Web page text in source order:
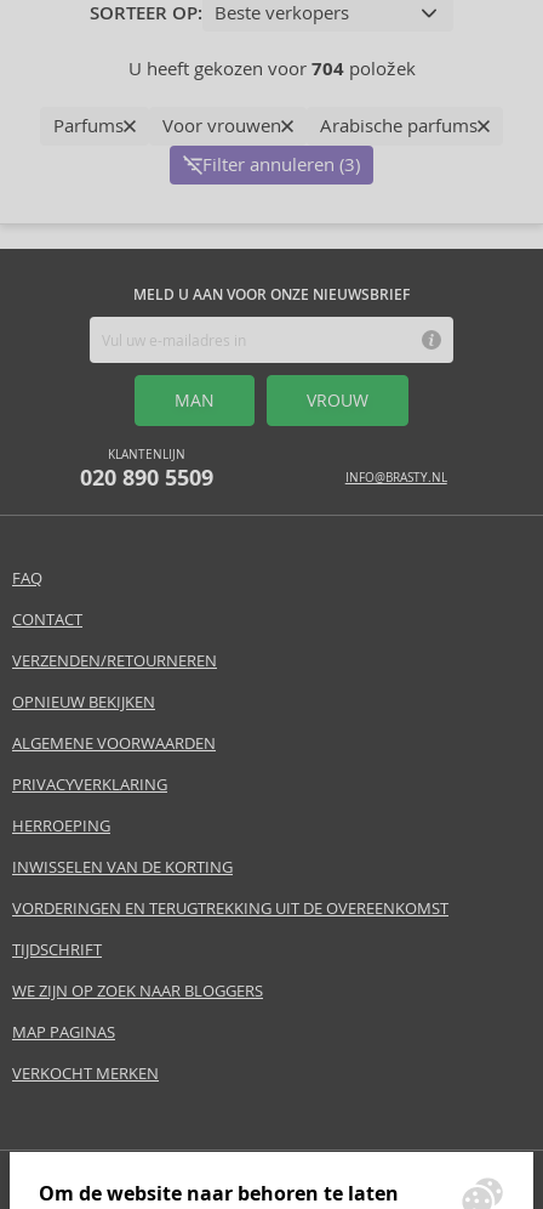
SORTEER OP:
U heeft gekozen voor 704položek
Parfums Voor vrouwen
Arabische parfums
Filter annuleren (3)
MELD U AAN VOOR ONZE NIEUWSBRIEF
MAN VROUW
KLANTENLIJN
020 890 5509 INFO@BRASTY.NL
FAQ
CONTACT
VERZENDEN/RETOURNEREN
OPNIEUW BEKIJKEN
ALGEMENE VOORWAARDEN
PRIVACYVERKLARING
HERROEPING
INWISSELEN VAN DE KORTING
VORDERINGEN EN TERUGTREKKING UIT DE OVEREENKOMST
TIJDSCHRIFT
WE ZIJN OP ZOEK NAAR BLOGGERS
MAP PAGINAS
VERKOCHT MERKEN
Om de website naar behoren te laten